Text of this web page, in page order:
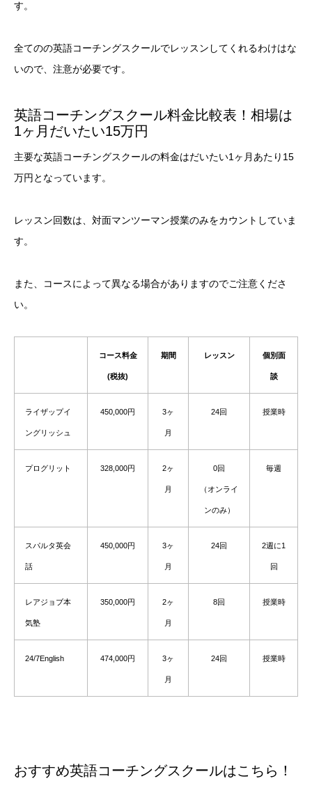
す。
全てのの英語コーチングスクールでレッスンしてくれるわけはな
いので、注意が必要です。
英語コーチングスクール料金比較表！相場は
1ヶ月だいたい15万円
主要な英語コーチングスクールの料金はだいたい1ヶ月あたり15
万円となっています。
レッスン回数は、対面マンツーマン授業のみをカウントしていま
す。
また、コースによって異なる場合がありますのでご注意くださ
い。
コース料金
(税抜)
期間 レッスン 個別面
談
ライザップイ
ングリッシュ
450,000円 3ヶ
月
24回 授業時
プログリット 328,000円 2ヶ
月
0回
（オンライ
ンのみ）
毎週
スパルタ英会
話
450,000円 3ヶ
月
24回 2週に1
回
レアジョブ本
気塾
350,000円 2ヶ
月
8回 授業時
24/7English 474,000円 3ヶ
月
24回 授業時
おすすめ英語コーチングスクールはこちら！